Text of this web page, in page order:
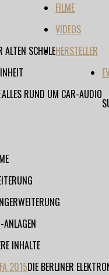
ALTEN SCHULE
ALLES RUND UM CAR-AUDIO
INHALTE
FILME
VIDEOS
HERSTELLER
2015DIE BERLINER